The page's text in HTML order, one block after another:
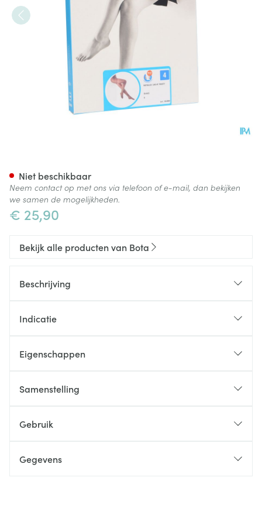
€ 25,90
Niet beschikbaar
Neem contact op met ons via telefoon of e-mail, dan bekijken
we samen de mogelijkheden.
Bekijk alle producten van Bota
Beschrijving
Indicatie
Eigenschappen
Samenstelling
Gebruik
Gegevens